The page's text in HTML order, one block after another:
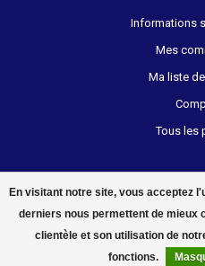
En visitant notre site, vous acceptez
derniers nous permettent de mieux
clientèle et son utilisation de
fonctions.
Informations
Mes
Ma liste
Tous les
© 2026